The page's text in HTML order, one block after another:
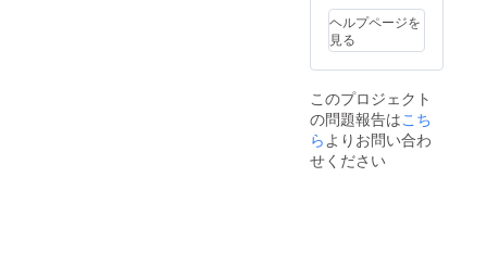
ヘルプページを
見る
このプロジェクト
の問題報告はこち
らよりお問い合わ
せください